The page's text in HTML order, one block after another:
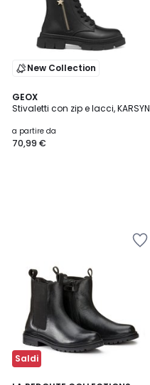
New Collection
GEOX
Stivaletti con zip e lacci, KARSYN
a partire da
70,99 €
Saldi